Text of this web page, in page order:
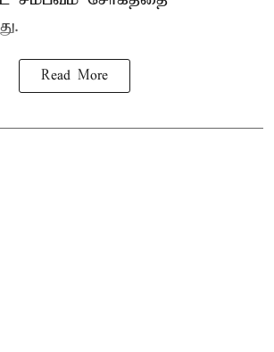
Read More